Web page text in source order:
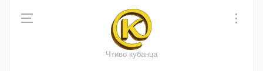
Чтиво кубанца